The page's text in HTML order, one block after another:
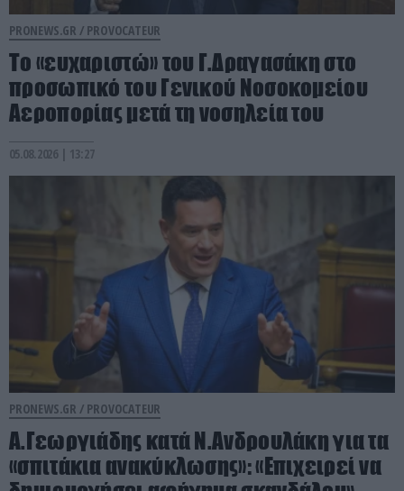
PRONEWS.GR / PROVOCATEUR
Το «ευχαριστώ» του Γ.Δραγασάκη στο
προσωπικό του Γενικού Νοσοκομείου
Αεροπορίας μετά τη νοσηλεία του
05.08.2026 | 13:27
PRONEWS.GR / PROVOCATEUR
Α.Γεωργιάδης κατά Ν.Ανδρουλάκη για τα
«σπιτάκια ανακύκλωσης»: «Επιχειρεί να